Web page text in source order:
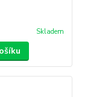
Skladem